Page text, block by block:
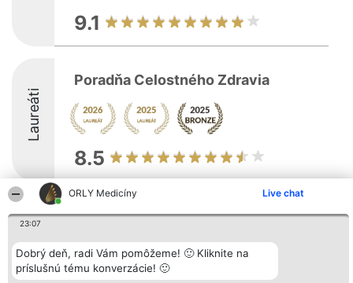
ORLY Medicíny Live chat
23:07
Dobrý deň, radi Vám pomôžeme! 🙂 Kliknite na
príslušnú tému konverzácie! 🙂
9.1
Laureáti
Poradňa Celostného Zdravia
8.5
Organizátor hodnotenia
Bright Side Solutions sp. z o.
ul. Ruska 22
Wrocław 50-079
KRS 0000749100 | Regon
Hodnotenie
wszystkich
Laureatów
Podmienky
Kontakt